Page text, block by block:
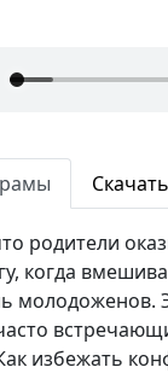
Скачать
родители
когда
молодоженов.
избежать
Алексей
Алексей
Алексей